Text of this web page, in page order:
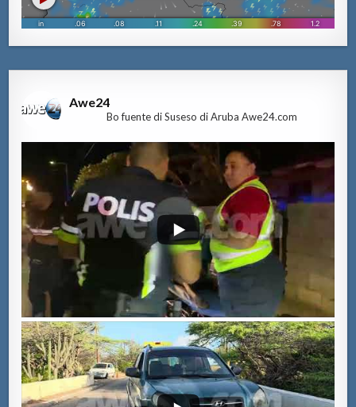
Awe24
Bo fuente di Suseso di Aruba Awe24.com